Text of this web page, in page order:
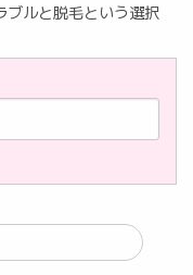
ブルと脱毛という選択